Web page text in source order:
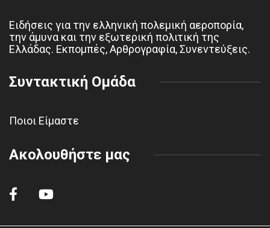
Ειδήσεις για την ελληνική πολεμική αεροπορία,
την άμυνα και την εξωτερική πολιτική της
Ελλάδας. Εκπομπές, Αρθρογραφία, Συνεντεύξεις.
Συντακτική Ομάδα
Ποιοι Είμαστε
Ακολουθήστε μας